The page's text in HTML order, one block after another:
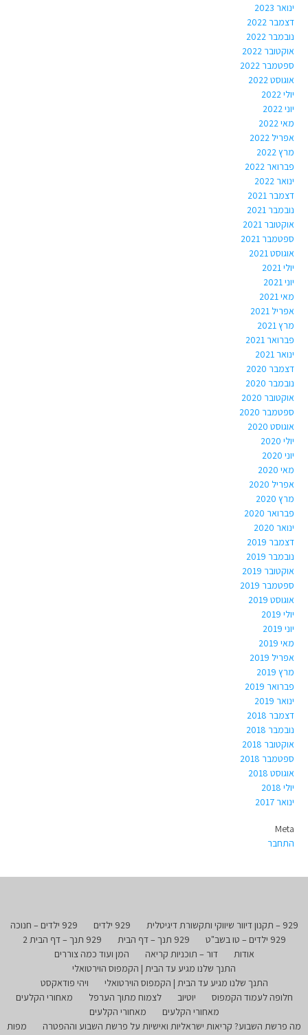
ינואר 2023
דצמבר 2022
נובמבר 2022
אוקטובר 2022
ספטמבר 2022
אוגוסט 2022
יולי 2022
יוני 2022
מאי 2022
אפריל 2022
מרץ 2022
פברואר 2022
ינואר 2022
דצמבר 2021
נובמבר 2021
אוקטובר 2021
ספטמבר 2021
אוגוסט 2021
יולי 2021
יוני 2021
מאי 2021
אפריל 2021
מרץ 2021
פברואר 2021
ינואר 2021
דצמבר 2020
נובמבר 2020
אוקטובר 2020
ספטמבר 2020
אוגוסט 2020
יולי 2020
יוני 2020
מאי 2020
אפריל 2020
מרץ 2020
פברואר 2020
ינואר 2020
דצמבר 2019
נובמבר 2019
אוקטובר 2019
ספטמבר 2019
אוגוסט 2019
יולי 2019
יוני 2019
מאי 2019
אפריל 2019
מרץ 2019
פברואר 2019
ינואר 2019
דצמבר 2018
נובמבר 2018
אוקטובר 2018
ספטמבר 2018
אוגוסט 2018
יולי 2018
ינואר 2017
Meta
התחבר
929 – תקנון דיוור שיווקי ותקשורת דיגיטלית 929 ילדים
929 ילדים – חנוכה
929 ילדים – טו בשב"ט
929 תנך – דף הבית
929 תנך – דף הבית 2
אודות
דור – תוכניות קריאה
המן ועוד כמה צוררים
התנך שלנו מגיע עד הבית | הקמפוס הוירטואלי
התנך שלנו מגיע עד הבית | הקמפוס הוירטואלי
ויהי פודאקסט
חלופה לעמוד הקמפוס
יוטיוב לצמוח מתוך הערפל
מאחורי הקלעים
מאחורי הקלעים
מאחורי הקלעים
מה פרשת השבוע? קריאות ישראליות ואישיות על פרשת השבוע וההפטרה
מפות